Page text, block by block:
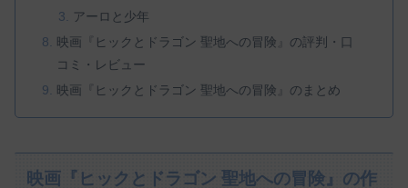
アーロと少年
映画『ヒックとドラゴン 聖地への冒険』の評判・口
コミ・レビュー
映画『ヒックとドラゴン 聖地への冒険』のまとめ
映画『ヒックとドラゴン 聖地への冒険』の作